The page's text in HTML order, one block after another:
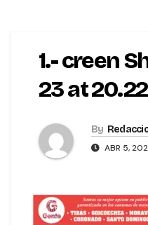
1.- creen
23 at
By
ABR 5,